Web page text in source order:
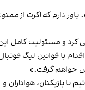
دارم که اکرت از
کرد و مسئولیت کامل
با قوانین لیگ
خواهم گرفت.»
آینده سرمربی تیم با